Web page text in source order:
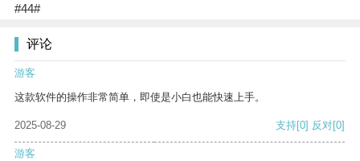
#44#
评论
游客
这款软件的操作非常简单，即使是小白也能快速上手。
2025-08-29 支持[0] 反对[0]
游客